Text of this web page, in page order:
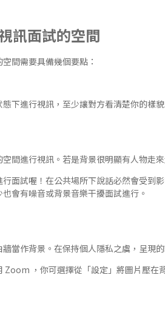
訊面試的空間
間需要具備幾個要點：
下進行視訊，至少讓對方看清楚你的樣貌
間進行視訊。若是背景很明顯有人物走
面試喔！在公共場所下說話必然會受到
會有噪音或背景音樂干擾面試進行。
當作背景。在保持個人隱私之虞，呈現
Zoom ，你可選擇從「設定」將圖片壓在